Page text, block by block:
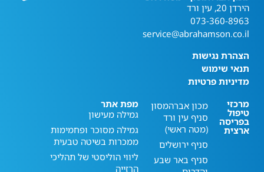
הירדן 20, עין ורד
073-360-8963
service@abrahamson.co.il
הצהרת נגישות
תנאי שימוש
מדיניות פרטיות
מרכזי
טיפול
בפריסה
ארצית
מכון אברהמסון
סניף עין ורד
(מטה ראשי)
סניף ירושלים
סניף באר שבע
מפת אתר
גמילה מעישון
גמילה מסוכר ופחמימות
ממכרות בשיטה טבעית
ליווי הוליסטי של תהליכי
הרזייה